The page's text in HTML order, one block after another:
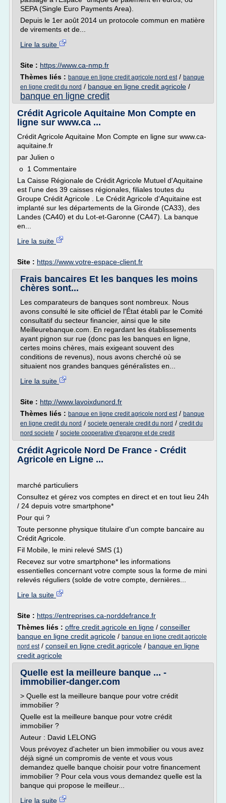
SEPA (Single Euro Payments Area).
Depuis le 1er août 2014 un protocole commun en matière
de virements et de...
Lire la suite
Site : https://www.ca-nmp.fr
Thèmes liés : banque en ligne credit agricole nord est/ banque
en ligne credit du nord / banque en ligne credit agricole /
banque en ligne credit
Crédit Agricole Aquitaine Mon Compte en
ligne sur www.ca ...
Crédit Agricole Aquitaine Mon Compte en ligne sur www.ca-
aquitaine.fr
par Julien o
o 1 Commentaire
La Caisse Régionale de Crédit Agricole Mutuel d'Aquitaine
est l'une des 39 caisses régionales, filiales toutes du
Groupe Crédit Agricole . Le Crédit Agricole d'Aquitaine est
implanté sur les départements de la Gironde (CA33), des
Landes (CA40) et du Lot-et-Garonne (CA47). La banque
en...
Lire la suite
Site : https://www.votre-espace-client.fr
Frais bancaires Et les banques les moins
chères sont...
Les comparateurs de banques sont nombreux. Nous
avons consulté le site officiel de l'État établi par le Comité
consultatif du secteur financier, ainsi que le site
Meilleurebanque.com. En regardant les établissements
ayant pignon sur rue (donc pas les banques en ligne,
certes moins chères, mais exigeant souvent des
conditions de revenus), nous avons cherché où se
situaient nos grandes banques généralistes en...
Lire la suite
Site : http://www.lavoixdunord.fr
Thèmes liés : banque en ligne credit agricole nord est/ banque
en ligne credit du nord / societe generale credit du nord / credit du
nord societe / societe cooperative d'epargne et de credit
Crédit Agricole Nord De France - Crédit
Agricole en Ligne ...
marché particuliers
Consultez et gérez vos comptes en direct et en tout lieu 24h
/ 24 depuis votre smartphone*
Pour qui ?
Toute personne physique titulaire d'un compte bancaire au
Crédit Agricole.
Fil Mobile, le mini relevé SMS (1)
Recevez sur votre smartphone* les informations
essentielles concernant votre compte sous la forme de mini
relevés réguliers (solde de votre compte, dernières...
Lire la suite
Site : https://entreprises.ca-norddefrance.fr
Thèmes liés : offre credit agricole en ligne / conseiller
banque en ligne credit agricole / banque en ligne credit agricole
nord est/ conseil en ligne credit agricole / banque en ligne
credit agricole
Quelle est la meilleure banque ... -
immobilier-danger.com
> Quelle est la meilleure banque pour votre crédit
immobilier ?
Quelle est la meilleure banque pour votre crédit
immobilier ?
Auteur : David LELONG
Vous prévoyez d'acheter un bien immobilier ou vous avez
déjà signé un compromis de vente et vous vous
demandez quelle banque choisir pour votre financement
immobilier ? Pour cela vous vous demandez quelle est la
banque qui propose le meilleur...
Lire la suite